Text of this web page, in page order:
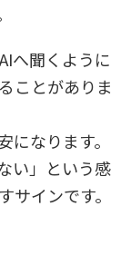
へ聞くように
ことがありま
なります。
い」という感
サインです。